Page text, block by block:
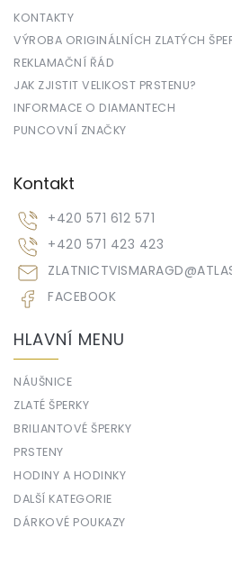
KONTAKTY
VÝROBA ORIGINÁLNÍCH ZLATÝCH
REKLAMAČNÍ ŘÁD
JAK ZJISTIT VELIKOST PRSTENU?
INFORMACE O DIAMANTECH
PUNCOVNÍ ZNAČKY
Kontakt
ZLATNICTVISMARAGD@
+420 571 612 571
+420 571 423 423
FACEBOOK
HLAVNÍ MENU
NÁUŠNICE
ZLATÉ ŠPERKY
BRILIANTOVÉ ŠPERKY
PRSTENY
HODINY A HODINKY
DALŠÍ KATEGORIE
DÁRKOVÉ POUKAZY